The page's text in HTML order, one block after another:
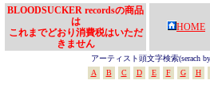
BLOODSUCKER recordsの商品
は
これまでどおり消費税はいただ
きません
HOME
アーティスト頭文字検索(serach
A
B C D E F G H